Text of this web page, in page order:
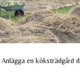
Anlägga en köksträdgård